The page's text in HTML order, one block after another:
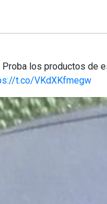
los productos de
t.co/VKdXKfmegw